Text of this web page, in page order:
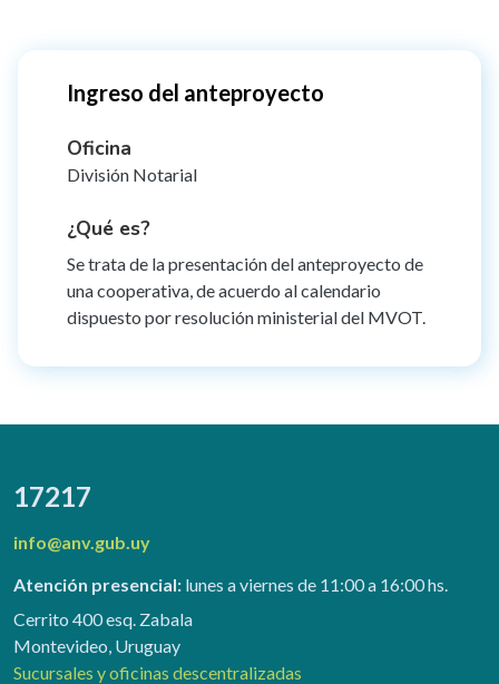
Ingreso del anteproyecto
Oficina
División Notarial
¿Qué es?
Se trata de la presentación del anteproyecto de
una cooperativa, de acuerdo al calendario
dispuesto por resolución ministerial del MVOT.
17217
info@anv.gub.uy
Atención presencial: lunes a viernes de 11:00 a 16:00 hs.
Cerrito 400 esq. Zabala
Montevideo, Uruguay
Sucursales y oficinas descentralizadas